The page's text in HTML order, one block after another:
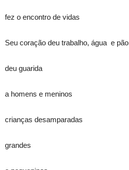
fez o encontro de vidas
Seu coração deu trabalho, água e pão
deu guarida
a homens e meninos
crianças desamparadas
grandes